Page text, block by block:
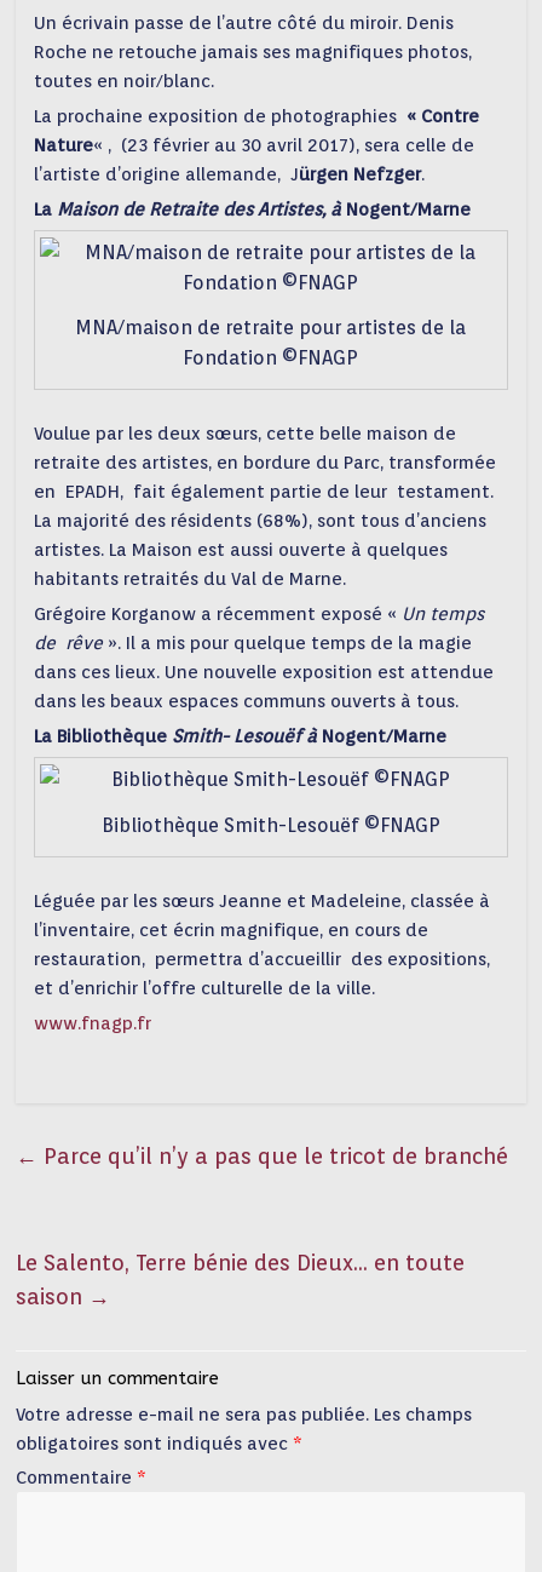
Un écrivain passe de l’autre côté du miroir. Denis
Roche ne retouche jamais ses magnifiques photos,
toutes en noir/blanc.
La prochaine exposition de photographies « Contre
Nature« , (23 février au 30 avril 2017), sera celle de
l’artiste d’origine allemande, Jürgen Nefzger.
La Maison de Retraite des Artistes, à Nogent/Marne
MNA/maison de retraite pour artistes de la
Fondation ©FNAGP
Voulue par les deux sœurs, cette belle maison de
retraite des artistes, en bordure du Parc, transformée
en EPADH, fait également partie de leur testament.
La majorité des résidents (68%), sont tous d’anciens
artistes. La Maison est aussi ouverte à quelques
habitants retraités du Val de Marne.
Grégoire Korganow a récemment exposé « Un temps
de rêve ». Il a mis pour quelque temps de la magie
dans ces lieux. Une nouvelle exposition est attendue
dans les beaux espaces communs ouverts à tous.
La Bibliothèque Smith- Lesouëf à Nogent/Marne
Bibliothèque Smith-Lesouëf ©FNAGP
Léguée par les sœurs Jeanne et Madeleine, classée à
l’inventaire, cet écrin magnifique, en cours de
restauration, permettra d’accueillir des expositions,
et d’enrichir l’offre culturelle de la ville.
www.fnagp.fr
← Parce qu’il n’y a pas que le tricot de branché
Le Salento, Terre bénie des Dieux… en toute
saison →
Laisser un commentaire
Votre adresse e-mail ne sera pas publiée. Les champs
obligatoires sont indiqués avec *
Commentaire *